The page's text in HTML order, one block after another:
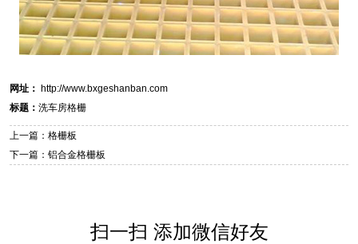
网址： http://www.bxgeshanban.com
标题： 洗车房格栅
上一篇：格栅板
下一篇：铝合金格栅板
扫一扫 添加微信好友